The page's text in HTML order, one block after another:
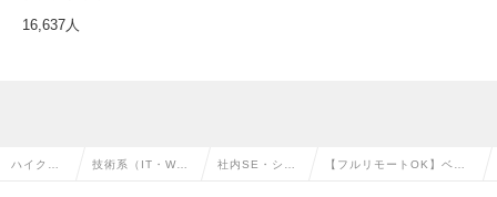
16,637人
ハイクラ 技術系（IT・We 社内SE・シス 【フルリモートOK】ベネ